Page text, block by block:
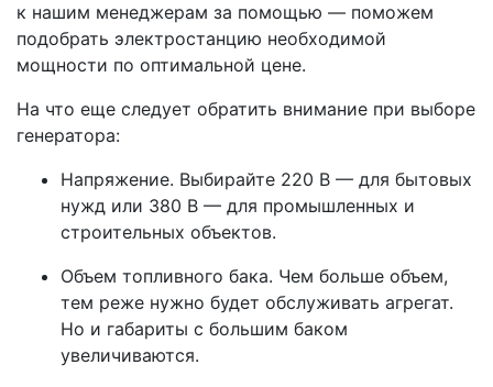
к нашим менеджерам за помощью — поможем
подобрать электростанцию необходимой
мощности по оптимальной цене.
На что еще следует обратить внимание при выборе
генератора:
Напряжение. Выбирайте 220 В — для бытовых
нужд или 380 В — для промышленных и
строительных объектов.
Объем топливного бака. Чем больше объем,
тем реже нужно будет обслуживать агрегат.
Но и габариты с большим баком
увеличиваются.